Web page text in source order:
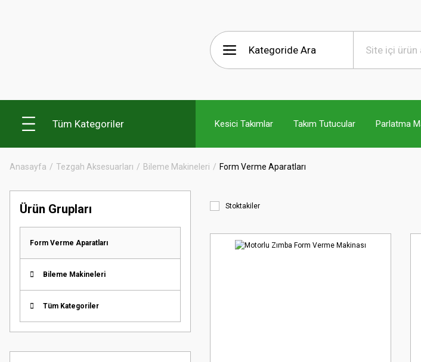
Tüm Kategoriler Kesici Takımlar Takım Tutucular Parlatma
Anasayfa Tezgah Aksesuarları Bileme Makineleri Form Verme Aparatları
Ürün Grupları
Form Verme Aparatları
Bileme Makineleri
Tüm Kategoriler
Stoktakiler